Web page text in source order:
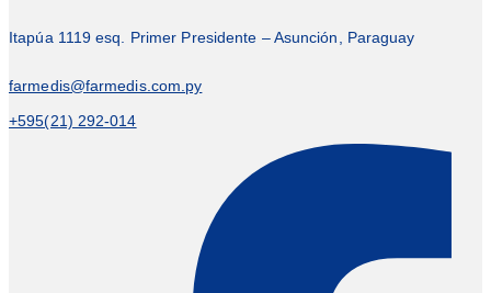
Itapúa 1119 esq. Primer Presidente – Asunción, Paraguay
farmedis@farmedis.com.py
+595(21) 292-014